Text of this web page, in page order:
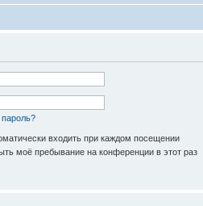
входить при каждом посещении
моё пребывание на конференции в этот раз